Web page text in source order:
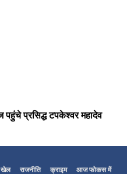
पहुंचे प्रसिद्ध टपकेश्वर महादेव
खेल राजनीति क्राइम आज फोकस में